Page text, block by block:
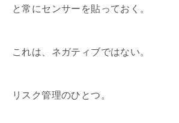
と常にセンサーを貼っておく。
これは、ネガティブではない。
リスク管理のひとつ。